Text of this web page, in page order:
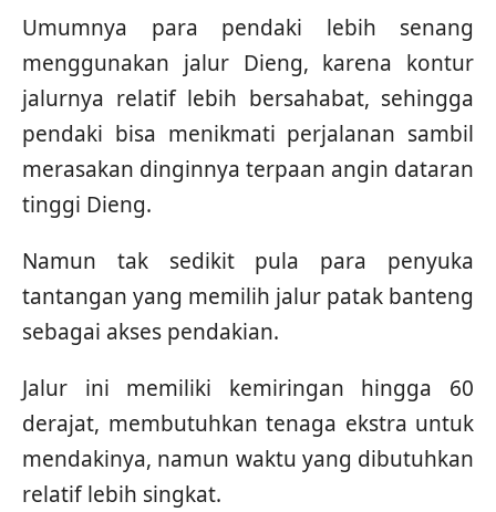
Umumnya para pendaki lebih senang
menggunakan jalur Dieng, karena kontur
jalurnya relatif lebih bersahabat, sehingga
pendaki bisa menikmati perjalanan sambil
merasakan dinginnya terpaan angin dataran
tinggi Dieng.
Namun tak sedikit pula para penyuka
tantangan yang memilih jalur patak banteng
sebagai akses pendakian.
Jalur ini memiliki kemiringan hingga 60
derajat, membutuhkan tenaga ekstra untuk
mendakinya, namun waktu yang dibutuhkan
relatif lebih singkat.